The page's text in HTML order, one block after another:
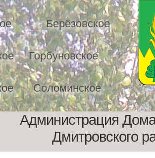
Берёзовское
Горбуновское
Соломинское
Администрация
Дмитровского